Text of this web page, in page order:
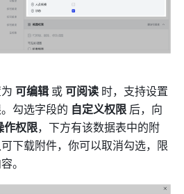
为 可编辑 或 可阅读 时，支持设置
勾选字段的 自定义权限 后，向
作权限，下方有该数据表中的附
下载附件，你可以取消勾选，限
。